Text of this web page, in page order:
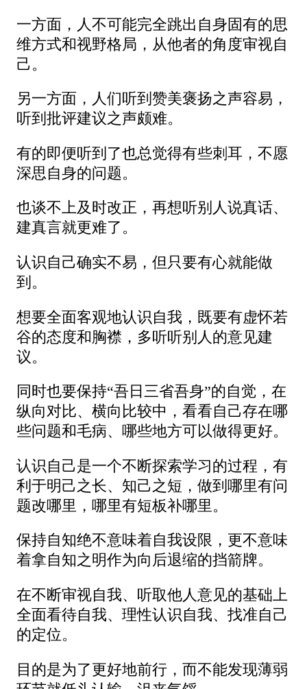
一方面，人不可能完全跳出自身固有的思
维方式和视野格局，从他者的角度审视自
己。
另一方面，人们听到赞美褒扬之声容易，
听到批评建议之声颇难。
有的即便听到了也总觉得有些刺耳，不愿
深思自身的问题。
也谈不上及时改正，再想听别人说真话、
建真言就更难了。
认识自己确实不易，但只要有心就能做
到。
想要全面客观地认识自我，既要有虚怀若
谷的态度和胸襟，多听听别人的意见建
议。
同时也要保持“吾日三省吾身”的自觉，在
纵向对比、横向比较中，看看自己存在哪
些问题和毛病、哪些地方可以做得更好。
认识自己是一个不断探索学习的过程，有
利于明己之长、知己之短，做到哪里有问
题改哪里，哪里有短板补哪里。
保持自知绝不意味着自我设限，更不意味
着拿自知之明作为向后退缩的挡箭牌。
在不断审视自我、听取他人意见的基础上
全面看待自我、理性认识自我、找准自己
的定位。
目的是为了更好地前行，而不能发现薄弱